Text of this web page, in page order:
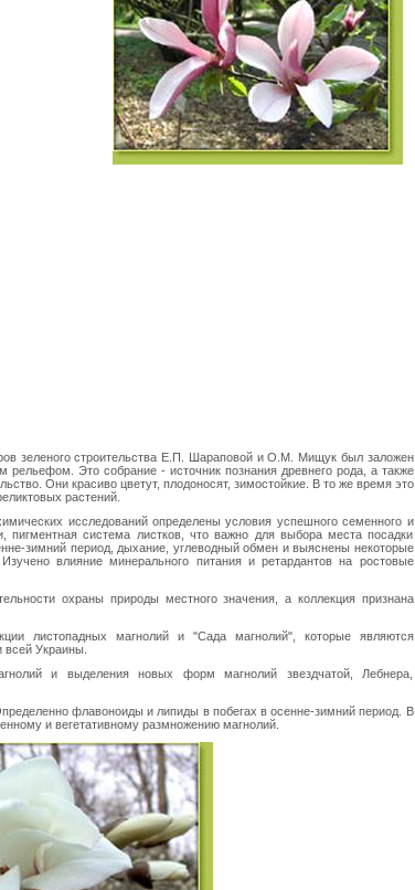
зеленого строительства Е.П. Шараповой и О.М. Мищук был заложен
Это собрание - источник познания древнего рода, а также
Они красиво цветут, плодоносят, зимостойкие. В то же время это
растений.
исследований определены условия успешного семенного и
пигментная система листков, что важно для выбора места посадки
зимний период, дыхание, углеводный обмен и выяснены некоторые
влияние минерального питания и ретардантов на ростовые
охраны природы местного значения, а коллекция признана
листопадных магнолий и "Сада магнолий", которые являются
всей Украины.
и выделения новых форм магнолий звездчатой, Лебнера,
флавоноиды и липиды в побегах в осенне-зимний период. В
и вегетативному размножению магнолий.